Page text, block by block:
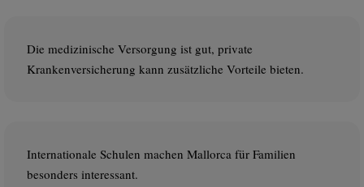
Die medizinische Versorgung ist gut, private
Krankenversicherung kann zusätzliche Vorteile bieten.
Internationale Schulen machen Mallorca für Familien
besonders interessant.